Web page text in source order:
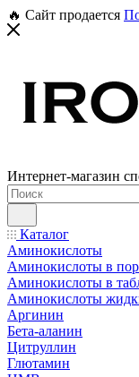
🔥 Сайт продается
Интернет-магазин
Каталог
Аминокислоты
Аминокислоты в
Аминокислоты в
Аминокислоты
Аргинин
Бета-аланин
Цитруллин
Глютамин